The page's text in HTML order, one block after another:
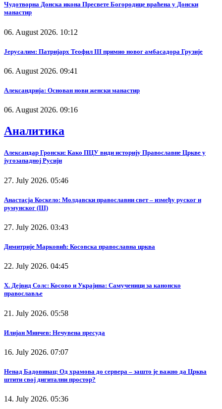
Чудотворна Донска икона Пресвете Богородице враћена у Донски
манастир
06. August 2026. 10:12
Јерусалим: Патријарх Теофил III примио новог амбасадора Грузије
06. August 2026. 09:41
Александрија: Основан нови женски манастир
06. August 2026. 09:16
Аналитика
Александар Гронски: Како ПЦУ види историју Православне Цркве у
југозападној Русији
27. July 2026. 05:46
Анастасја Коскело: Молдавски православни свет – између руског и
румунског (III)
27. July 2026. 03:43
Димитрије Марковић: Косовска православна црква
22. July 2026. 04:45
Х. Дејвид Солс: Косово и Украјина: Самученици за канонско
православље
21. July 2026. 05:58
Илијан Минчев: Нечувена пресуда
16. July 2026. 07:07
Ненад Бадовинац: Од храмова до сервера – зашто је важно да Црква
штити свој дигитални простор?
14. July 2026. 05:36